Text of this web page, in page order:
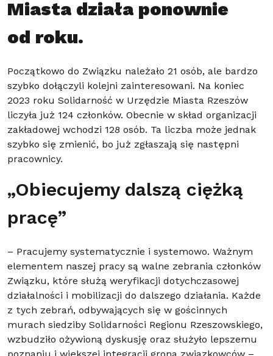
Miasta działa ponownie
od roku.
Początkowo do Związku należało 21 osób, ale bardzo
szybko dołączyli kolejni zainteresowani. Na koniec
2023 roku Solidarność w Urzędzie Miasta Rzeszów
liczyła już 124 członków. Obecnie w skład organizacji
zakładowej wchodzi 128 osób. Ta liczba może jednak
szybko się zmienić, bo już zgłaszają się następni
pracownicy.
„Obiecujemy dalszą ciężką
pracę”
– Pracujemy systematycznie i systemowo. Ważnym
elementem naszej pracy są walne zebrania członków
Związku, które służą weryfikacji dotychczasowej
działalności i mobilizacji do dalszego działania. Każde
z tych zebrań, odbywających się w gościnnych
murach siedziby Solidarności Regionu Rzeszowskiego,
wzbudziło ożywioną dyskusję oraz służyło lepszemu